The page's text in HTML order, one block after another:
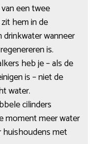
een twee
hem in de
wanneer
is.
heb je – als de
is – niet de
water.
cilinders
moment meer water
met